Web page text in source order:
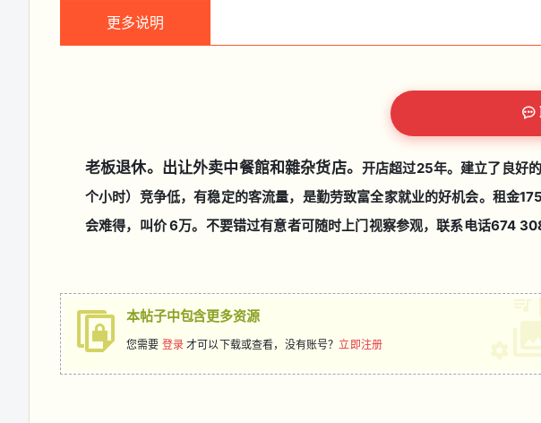
更多说明
老板退休。出让外卖中餐館和雜杂货店。 开店超过25年。建立了良好
个小时）竞争低，有稳定的客流量，是勤劳致富全家就业的好机会。租
会难得，叫价 6万。不要错过有意者可随时上门视察参观，联系电话674
本帖子中包含更多资源
您需要 登录才可以下载或查看，没有账号？立即注册